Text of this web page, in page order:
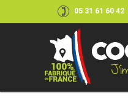
05 31 61 60 42